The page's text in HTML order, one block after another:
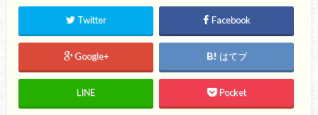
Twitter Facebook
Google+ はてブ
LINE Pocket